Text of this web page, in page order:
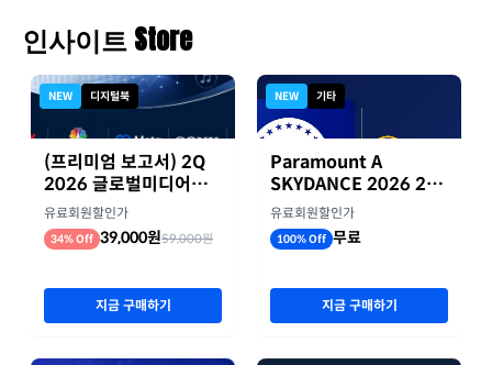
인사이트 Store
NEW 디지털북
(프리미엄 보고서) 2Q
2026 글로벌미디어기
업 실적 종합 보고서
유료회원할인가
34% Off 39,000원59,000원
지금 구매하기
NEW 기타
Paramount A
SKYDANCE 2026 2분
기 실적
유료회원할인가
100% Off 무료
지금 구매하기